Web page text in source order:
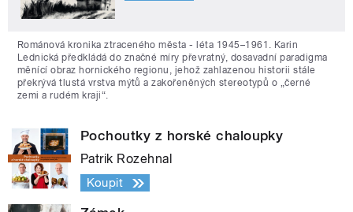
Románová kronika ztraceného města - léta 1945–1961. Karin
Lednická předkládá do značné míry převratný, dosavadní paradigma
měnící obraz hornického regionu, jehož zahlazenou historii stále
překrývá tlustá vrstva mýtů a zakořeněných stereotypů o „černé
zemi a rudém kraji“.
Pochoutky z horské chaloupky
Patrik Rozehnal
Koupit